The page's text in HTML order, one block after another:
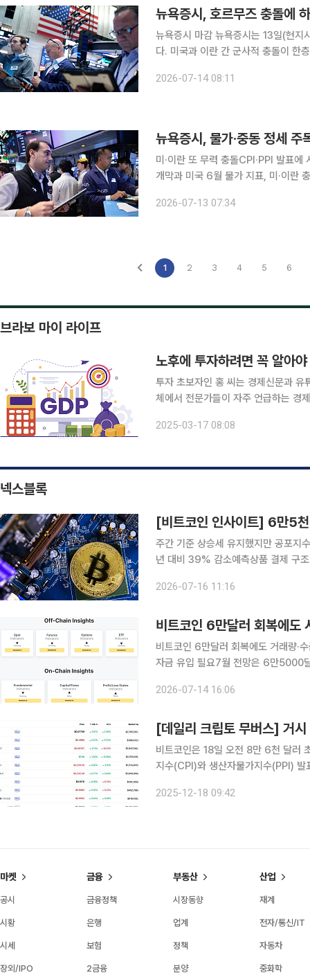
뉴욕증시 마감 뉴욕증시는 13일(현지시간) 반도체주를 중심으로 한 기술주 약세 속에 하락 종료했
다. 미국과 이란 간 군사적 충돌이 한
리가 위축됐다. 뉴욕증권거
2026-07-14 08:11
뉴욕증시, 물가·중동 정세
미·이란 또 무력 충돌CPI·PPI 발표에 시선 이번 주(7월 13~17일) 뉴욕증시는 2분기
개막과 미국 6월 물가 지표, 미·이란
야후파이낸스에 따르면 가장 큰 변수
2026-07-13 07:34
1 2 3 4 5 6
브라보 마이 라이프
노후에 투자하려면 꼭 알아
투자 초보자인 홍 씨는 경제신문과
체에서 전문가들이 자주 언급하는 경
한 나라의 모든 경제 주체가 일정 기간
2025-03-17 08:08
넥스블록
[비트코인 인사이트] 6만5
주간 기준 상승세 유지했지만 공포지
년 대비 39% 감소예측상품 결제 구조 논란
환경 완화 기대와 현물 상장지수펀드
2026-07-16 11:16
비트코인 6만달러 회복에
비트코인 6만달러 회복에도 거래량·
자금 유입 필요7월 전망은 6만5000달러에
있다. 현물 거래량과 온체인 활동의
2026-07-14 16:06
비트코인은 18일 오전 8만 6천 달러
지수(CPI)와 생산자물가지수(PPI) 발
확실성이 커지면서 암호화폐 시장에
2025-12-18 09:42
마켓
공시
시황
시세
장외/IPO
금융
금융정책
은행
보험
2금융
부동산
시장동향
업계
정책
분양
산업
재계
전자/통신/IT
자동차
중화학